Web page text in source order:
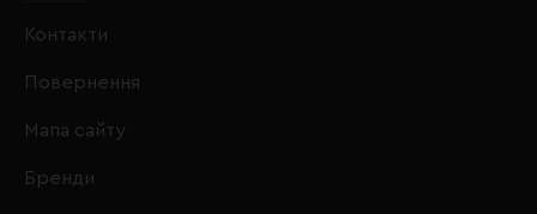
Контакти
Повернення
Мапа сайту
Бренди